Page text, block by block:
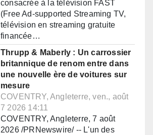
consacrée à la télévision FAST
(Free Ad-supported Streaming TV,
télévision en streaming gratuite
financée…
Thrupp & Maberly : Un carrossier
britannique de renom entre dans
une nouvelle ère de voitures sur
mesure
COVENTRY, Angleterre, ven., août
7 2026 14:11
COVENTRY, Angleterre, 7 août
2026 /PRNewswire/ -- L'un des